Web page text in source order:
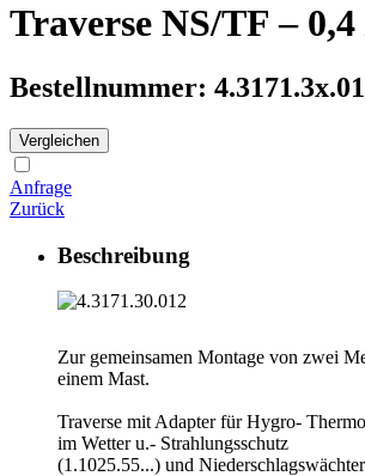
Traverse NS/­TF –
Bestellnummer:
Vergleichen
Anfrage
Zurück
Beschreibung
Zur gemeinsamen Montage von zwei
einem Mast.
Traverse mit Adapter für Hygro-
im Wetter u.- Strahlungsschutz
(1.1025.55...) und